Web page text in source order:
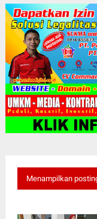
Menampilkan